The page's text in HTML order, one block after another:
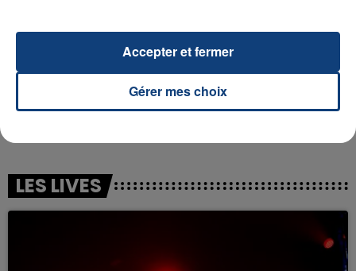
LES LIVES
Gérer mes choix
Accepter et fermer